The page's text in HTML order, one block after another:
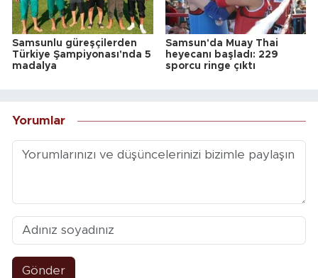
Samsunlu güreşçilerden
Türkiye Şampiyonası'nda 5
madalya
Samsun'da Muay Thai
heyecanı başladı: 229
sporcu ringe çıktı
Yorumlar
Gönder